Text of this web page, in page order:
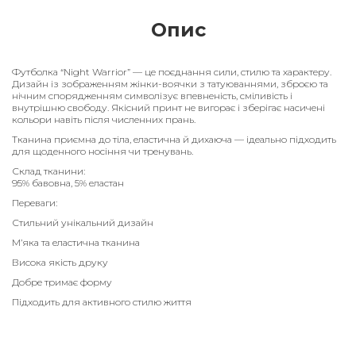
Опис
Футболка “Night Warrior” — це поєднання сили, стилю та характеру.
Дизайн із зображенням жінки-воячки з татуюваннями, зброєю та
нічним спорядженням символізує впевненість, сміливість і
внутрішню свободу. Якісний принт не вигорає і зберігає насичені
кольори навіть після численних прань.
Тканина приємна до тіла, еластична й дихаюча — ідеально підходить
для щоденного носіння чи тренувань.
Склад тканини:
95% бавовна, 5% еластан
Переваги:
Стильний унікальний дизайн
М’яка та еластична тканина
Висока якість друку
Добре тримає форму
Підходить для активного стилю життя